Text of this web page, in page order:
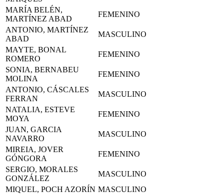
MARÍA BELÉN,
MARTÍNEZ ABAD
FEMENINO
ANTONIO, MARTÍNEZ
ABAD
MASCULINO
MAYTE, BONAL
ROMERO
FEMENINO
SONIA, BERNABEU
MOLINA
FEMENINO
ANTONIO, CÁSCALES
FERRAN
MASCULINO
NATALIA, ESTEVE
MOYA
FEMENINO
JUAN, GARCIA
NAVARRO
MASCULINO
MIREIA, JOVER
GÓNGORA
FEMENINO
SERGIO, MORALES
GONZÁLEZ
MASCULINO
MIQUEL, POCH AZORÍN MASCULINO